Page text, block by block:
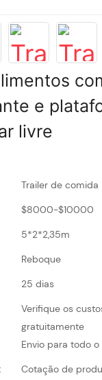
e
livre
Trailer de comida
$8000-$10000
5*2*2,35m
Reboque
25 dias
Verifique os
gratuitamente
Envio para todo
Cotação de